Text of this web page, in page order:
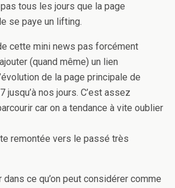
tous les jours que la page
se paye un lifting.
cette mini news pas forcément
(quand même) un lien
de la page principale de
jusqu’à nos jours. C’est assez
car on a tendance à vite oublier
remontée vers le passé très
dans ce qu’on peut considérer comme